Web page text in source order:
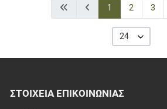
1 2 3
24
ΣΤΟΙΧΕΊΑ EΠΙΚΟΙΝΩΝΊΑΣ